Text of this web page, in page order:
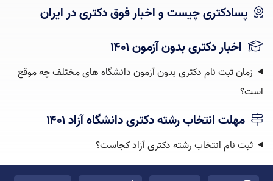
پسادکتری چیست و اخبار فوق دکتری در ایران
اخبار دکتری بدون آزمون ۱۴۰۱
زمان ثبت نام دکتری بدون آزمون دانشگاه های مختلف چه موقع
است؟
مهلت انتخاب رشته دکتری دانشگاه آزاد ۱۴۰۱
ثبت نام انتخاب رشته دکتری آزاد کجاست؟